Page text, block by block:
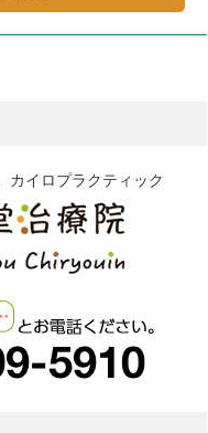
カイロプラクティック